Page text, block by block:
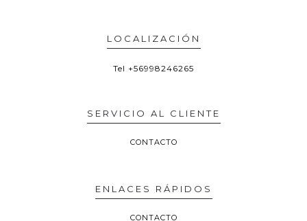
LOCALIZACIÓN
Tel +56998246265
SERVICIO AL CLIENTE
CONTACTO
ENLACES RÁPIDOS
CONTACTO